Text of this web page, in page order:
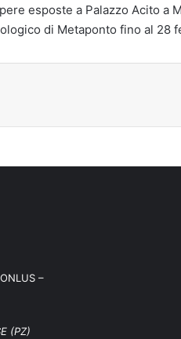
esposte a Palazzo Acito a
di Metaponto fino al 28
–
(PZ)